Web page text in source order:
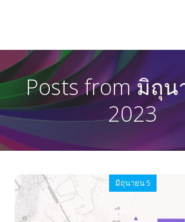
Posts from มิถุน
2023
มิถุนายน 5